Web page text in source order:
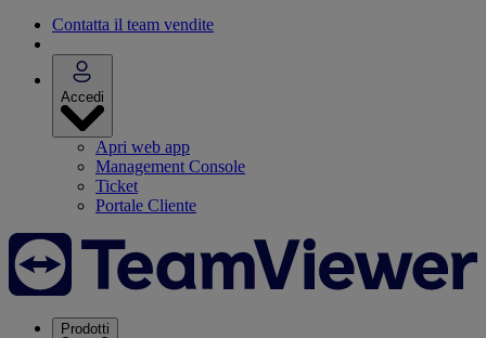
Contatta il team vendite
Accedi
Apri web app
Management Console
Ticket
Portale Cliente
Prodotti